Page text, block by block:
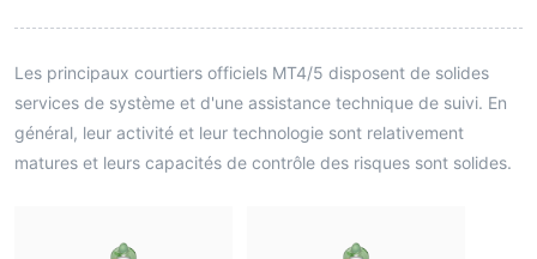
Les principaux courtiers officiels MT4/5 disposent de solides
services de système et d'une assistance technique de suivi. En
général, leur activité et leur technologie sont relativement
matures et leurs capacités de contrôle des risques sont solides.